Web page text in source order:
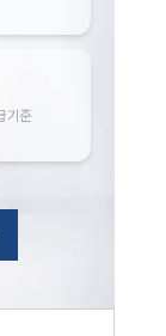
기준